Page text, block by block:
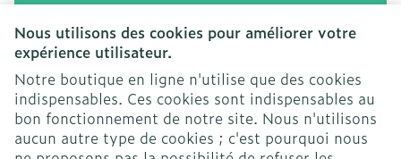
Nous utilisons des cookies pour améliorer votre
expérience utilisateur.
Notre boutique en ligne n'utilise que des cookies
indispensables. Ces cookies sont indispensables au
bon fonctionnement de notre site. Nous n'utilisons
aucun autre type de cookies ; c'est pourquoi nous
En cliquant sur s'abonner, vous vous abonnez à notre
newsletter et acceptez notre
politique de confidentialité